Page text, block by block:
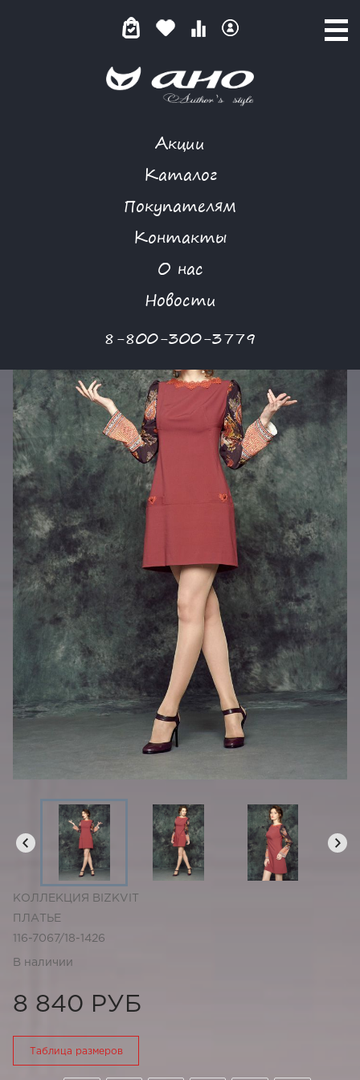
Акции
Каталог
Покупателям
Контакты
О нас
Новости
8-800-300-3779
ИГРИВЫЕ ЛИНИИ
КОЛЛЕКЦИЯ BIZKVIT
ПЛАТЬЕ
116-7067/18-1426
В наличии
8 840 РУБ
Таблица размеров